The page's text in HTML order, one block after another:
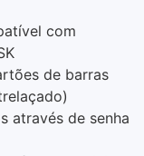
com
de barras
através de senha